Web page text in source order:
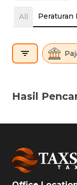
All Peraturan
Hasil